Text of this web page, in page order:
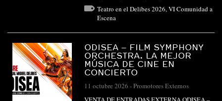
Teatro en el Delibes 2026, VI Comunidad a
Escena
ODISEA – FILM SYMPHONY
ORCHESTRA. LA MEJOR
MÚSICA DE CINE EN
CONCIERTO
11 octubre 2026 -Promotores Externos